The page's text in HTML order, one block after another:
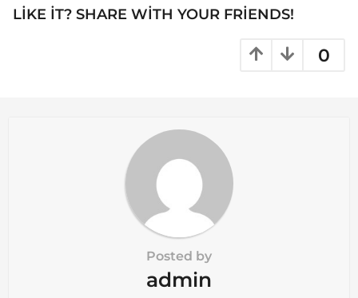
i
LIKE IT? SHARE WITH YOUR FRIENDS!
0
Posted by
admin